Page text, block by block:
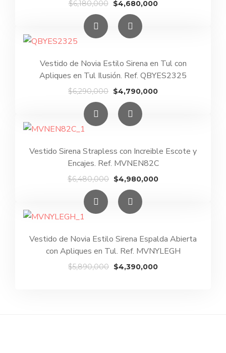
$6,180,000 El
precio
original
era:
$4,680,000El
Vestido de Novia Estilo Sirena en Tul con
Apliques en Tul Ilusión. Ref. QBYES2325
$6,290,000 El
precio
original
era:
$4,790,000El
Vestido Sirena Strapless con Increible Escote y
Encajes. Ref. MVNEN82C
$6,480,000 El
precio
original
era:
$4,980,000El
Vestido de Novia Estilo Sirena Espalda Abierta
con Apliques en Tul. Ref. MVNYLEGH
$5,890,000 El
$4,390,000El